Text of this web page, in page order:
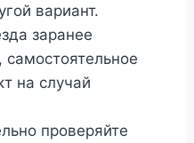
вариант.
заранее
на случай
проверяйте